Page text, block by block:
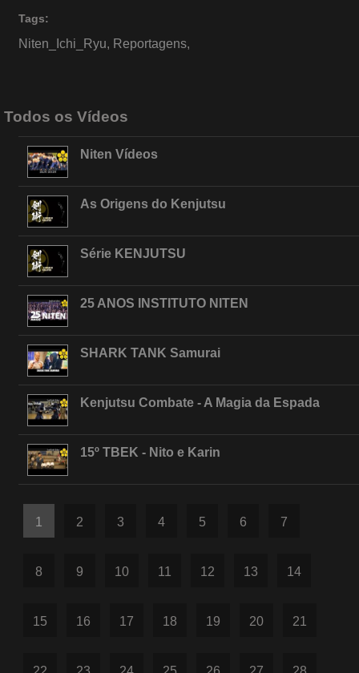
Tags:
Niten_Ichi_Ryu, Reportagens,
Todos os Vídeos
Niten Vídeos
As Origens do Kenjutsu
Série KENJUTSU
25 ANOS INSTITUTO NITEN
SHARK TANK Samurai
Kenjutsu Combate - A Magia da Espada
15º TBEK - Nito e Karin
1 2 3 4 5 6 7
8 9 10 11 12 13 14
15 16 17 18 19 20 21